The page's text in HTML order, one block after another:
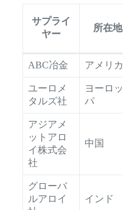
サプライ
ヤー
所在地
ABC冶金 アメリカ
ユーロメ
タルズ社
ヨーロッ
パ
アジアメ
ットアロ
イ株式会
社
中国
グローバ
ルアロイ
インド